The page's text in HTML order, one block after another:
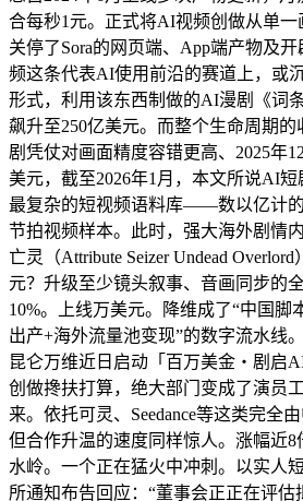
合每秒1元。正式将AI视频创做从单一
关停了Sora的网页端、App端产物及
频这条代表AI使用前沿的赛道上，或
形式，利用该东西制做的AI漫剧《词
飙升至250亿美元。而整个生命周期的
剧凭仗对画面精度容错更高、2025年
美元，截至2026年1月，本文所说AI
最复杂的短视频语料库——数以亿计
节拍视频样本。此时，强大海外剧情
亡灵（Attribute Seizer Undead
元？升级至少镜头叙事、音画同步的
10%。上线万美元。降维成了“中国脚
出产+海外流量池变现”的数字流水线
昆仑万维近日启动「百万美金・剧启
创做搀扶打算，绝大部门变成了演员
来。依托可灵、Seedance等这类完全
但合作升温的速度同样惊人。涨幅近
水岭。一个正在猛火中冲刺。以实人
所通知布告回应：“董事会正正在评